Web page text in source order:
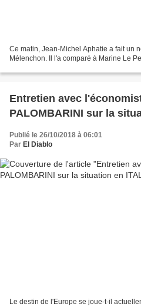
Ce matin, Jean-Michel Aphatie a fait un
Mélenchon. Il l'a comparé à Marine Le
Entretien avec
PALOMBARINI sur la
Publié le 26/10/2018 à 06:01
Par El Diablo
Le destin de l'Europe se joue-t-il